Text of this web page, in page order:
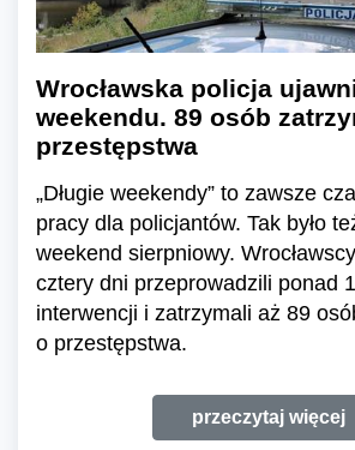
Wrocławska policja
weekendu. 89 osób
przestępstwa
„Długie weekendy” to zawsze
pracy dla policjantów. Tak było
weekend sierpniowy.
cztery dni przeprowadzili ponad
interwencji i zatrzymali aż 89
o przestępstwa.
przeczytaj więcej